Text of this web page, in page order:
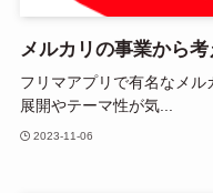
メルカリの事業から
フリマアプリで有名なメ
展開やテーマ性が気...
2023-11-06